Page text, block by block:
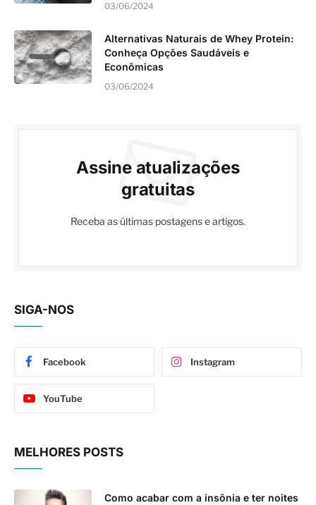
03/06/2024
Alternativas Naturais de Whey Protein:
Conheça Opções Saudáveis e
Econômicas
03/06/2024
Assine atualizações
gratuitas
Receba as últimas postagens e artigos.
SIGA-NOS
Facebook Instagram
YouTube
MELHORES POSTS
Como acabar com a insônia e ter noites